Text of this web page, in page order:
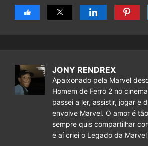
JONY RENDREX
Apaixonado pela Marvel
Homem de Ferro 2 no
passei a ler, assistir, jogar e
envolve Marvel. O amor é
sempre quis compartilhar
e aí criei o Legado da Marvel